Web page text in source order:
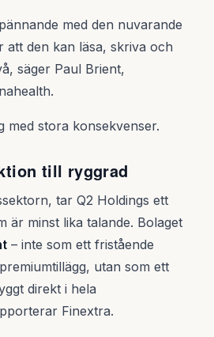
med den nuvarande
att den kan läsa, skriva och
säger Paul Brient,
med stora konsekvenser.
till ryggrad
tar Q2 Holdings ett
är minst lika talande. Bolaget
– inte som ett fristående
utan som ett
direkt i hela
Finextra.